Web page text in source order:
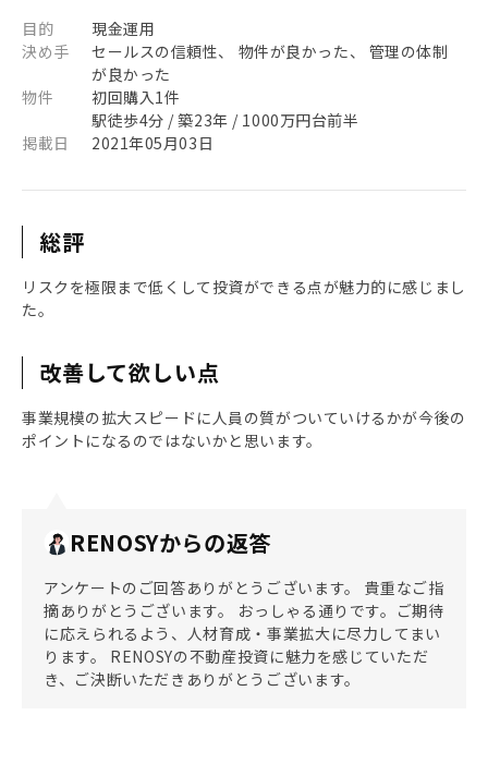
目的
現金運用
決め手
セールスの信頼性、 物件が良かった、 管理の体制
が良かった
物件
初回購入1件
駅徒歩4分 / 築23年 / 1000万円台前半
掲載日
2021年05月03日
総評
リスクを極限まで低くして投資ができる点が魅力的に感じまし
た。
改善して欲しい点
事業規模の拡大スピードに人員の質がついていけるかが今後の
ポイントになるのではないかと思います。
RENOSYからの返答
アンケートのご回答ありがとうございます。 貴重なご指
摘ありがとうございます。 おっしゃる通りです。ご期待
に応えられるよう、人材育成・事業拡大に尽力してまい
ります。 RENOSYの不動産投資に魅力を感じていただ
き、ご決断いただきありがとうございます。